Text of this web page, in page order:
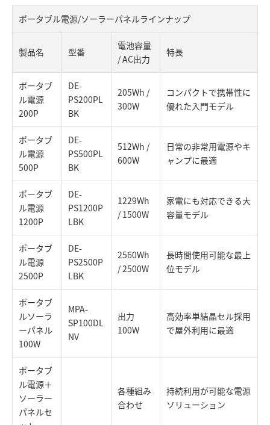
ポータブル電源/ソーラーパネルラインナップ
製品名 型番
電池容量
/ AC出力
特長
ポータブ
ル電源
200P
DE-
PS200PL
BK
205Wh /
300W
コンパクトで携帯性に
優れた入門モデル
ポータブ
ル電源
500P
DE-
PS500PL
BK
512Wh /
600W
日常の非常用電源やキ
ャンプに最適
ポータブ
ル電源
1200P
DE-
PS1200P
LBK
1229Wh
/ 1500W
家電にも対応できる大
容量モデル
ポータブ
ル電源
2500P
DE-
PS2500P
LBK
2560Wh
/ 2500W
長時間使用可能な最上
位モデル
ポータブ
ルソーラ
ーパネル
100W
MPA-
SP100DL
NV
出力
100W
高効率単結晶セル採用
で屋外利用に最適
ポータブ
ル電源＋
ソーラー
パネルセ
各種組み
合わせ
持続利用が可能な電源
ソリューション